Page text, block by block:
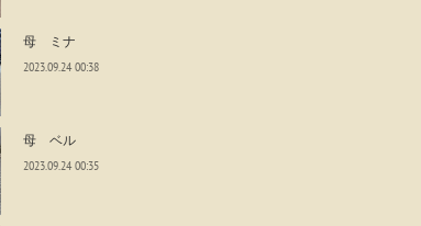
母 ミナ
2023.09.24 00:38
母 ベル
2023.09.24 00:35